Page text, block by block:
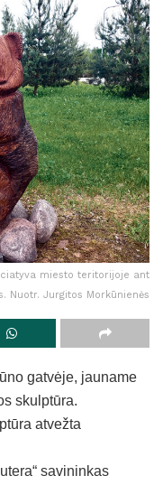
miesto teritorijoje ant
Nuotr. Jurgitos Morkūnienės
gatvėje, jauname
skulptūra.
atvežta
savininkas